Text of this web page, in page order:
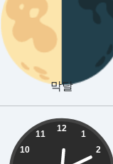
막달
12
1
2
10
11